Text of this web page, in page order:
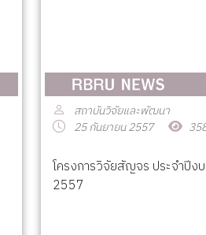
สถาบันวิจัยและพัฒนา
25 กันยายน 2557
โครงการวิจัยสัญจร ประจำปีง
2557